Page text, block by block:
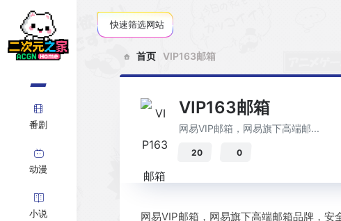
番剧
动漫
小说
快速筛选网站
首页 VIP163邮箱
VIP163邮箱
网易VIP邮箱，网易旗下高端邮...
20 0
网易VIP邮箱，网易旗下高端邮箱品牌，